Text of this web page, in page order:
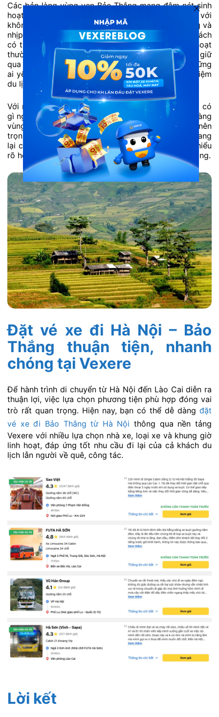
Các bản làng vùng ven Bảo Thắng mang đậm nét sinh
hoạt đời thường của đồng bào dân tộc thiểu số, với
không gian làng quê yên bình, nhà sàn truyền thống và
nhịp sống chậm rãi. Dạo quanh các bản làng, du khách
có thể bắt gặp hình ảnh người dân lao động, sinh hoạt
thường ngày, cùng những nét văn hóa được gìn giữ
qua nhiều thế hệ. Đây là lựa chọn phù hợp cho những
ai yêu thích khám phá đời sống bản địa và trải nghiệm
du lịch gần gũi.
Với những du khách băn khoăn Bảo Thắng Lào Cai có
gì ngoài các điểm tham quan quen thuộc, các bản làng
vùng ven chính là mảnh ghép giúp chuyến đi trở nên
trọn vẹn hơn. Trải nghiệm không gian bản làng mang
lại cảm giác bình dị, chân thực và giúp du khách hiểu
rõ hơn về văn hóa, con người của vùng đất Bảo Thắng.
Đặt vé xe đi Hà Nội – Bảo
Thắng thuận tiện, nhanh
chóng tại Vexere
Để hành trình di chuyển từ Hà Nội đến Lào Cai diễn ra
thuận lợi, việc lựa chọn phương tiện phù hợp đóng vai
trò rất quan trọng. Hiện nay, bạn có thể dễ dàng đặt
vé xe đi Bảo Thắng từ Hà Nội thông qua nền tảng
Vexere với nhiều lựa chọn nhà xe, loại xe và khung giờ
linh hoạt, đáp ứng tốt nhu cầu đi lại của cả khách du
lịch lẫn người về quê, công tác.
Lời kết